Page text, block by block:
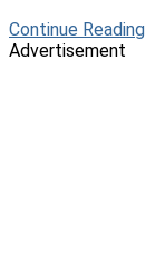
Continue Reading
Advertisement